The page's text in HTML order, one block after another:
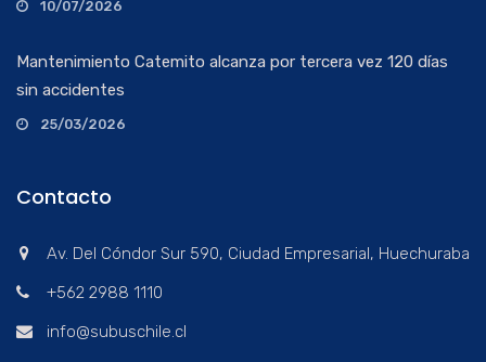
10/07/2026
Mantenimiento Catemito alcanza por tercera vez 120 días
sin accidentes
25/03/2026
Contacto
Av. Del Cóndor Sur 590, Ciudad Empresarial, Huechuraba
+562 2988 1110
info@subuschile.cl